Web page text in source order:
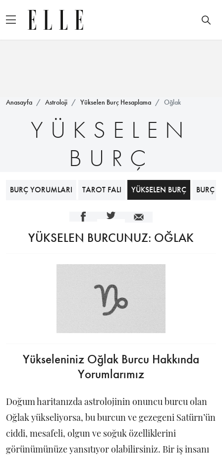
Anasayfa Astroloji Yükselen Burç Hesaplama Oğlak
YÜKSELEN
BURÇ
BURÇ YORUMLARI TAROT FALI YÜKSELEN BURÇ BURÇ
YÜKSELEN BURCUNUZ: OĞLAK
Yükseleniniz Oğlak Burcu Hakkında
Yorumlarımız
Doğum haritanızda astrolojinin onuncu burcu olan
Oğlak yükseliyorsa, bu burcun ve gezegeni Satürn’ün
ciddi, mesafeli, olgun ve soğuk özelliklerini
görünümünüze yansıtıyor olabilirsiniz. Bir iş insanı